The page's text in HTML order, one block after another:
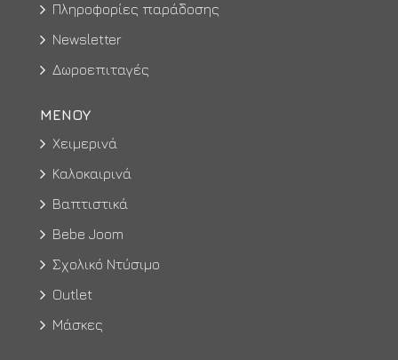
Πληροφορίες παράδοσης
Newsletter
Δωροεπιταγές
ΜΕΝΟΥ
Χειμερινά
Καλοκαιρινά
Βαπτιστικά
Bebe Joom
Σχολικό Ντύσιμο
Outlet
Μάσκες